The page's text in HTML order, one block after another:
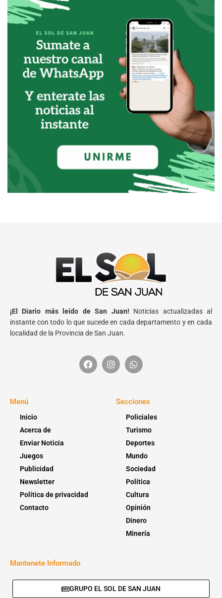
¡El Diario más leído de San Juan! Noticias actualizadas al
instante con todo lo que sucede en cada departamento y en cada
localidad de la Provincia de San Juan.
Menú
Inicio
Acerca de
Enviar Noticia
Juegos
Publicidad
Newsletter
Política de privacidad
Contacto
Secciones
Policiales
Turismo
Deportes
Mundo
Sociedad
Política
Cultura
Opinión
Dinero
Minería
Mantenete Informado
GRUPO EL SOL DE SAN JUAN